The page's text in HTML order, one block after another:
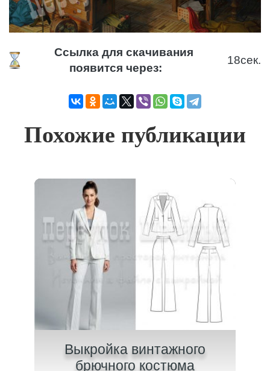
Ссылка для скачивания
появится через:
18сек.
Похожие публикации
Выкройка винтажного
брючного костюма